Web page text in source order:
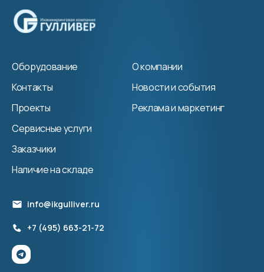
Оборудование
Контакты
Проекты
Сервисные услуги
Заказчики
Наличие на складе
О компании
Новости и события
Реклама и маркетинг
info@ikgulliver.ru
+7 (495) 663-21-72